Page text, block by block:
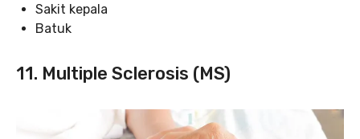
Sakit kepala
Batuk
11. Multiple Sclerosis (MS)